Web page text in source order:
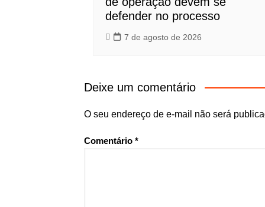
defender no processo
7 de agosto de 2026
Deixe um comentário
O seu endereço de e-mail não será
Comentário *